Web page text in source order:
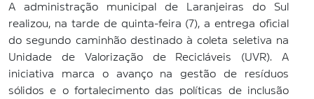
A administração municipal de Laranjeiras do Sul
realizou, na tarde de quinta-feira (7), a entrega oficial
do segundo caminhão destinado à coleta seletiva na
Unidade de Valorização de Recicláveis (UVR). A
iniciativa marca o avanço na gestão de resíduos
sólidos e o fortalecimento das políticas de inclusão